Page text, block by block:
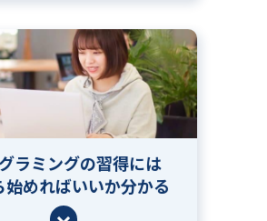
ラミングの習得には
始めればいいか分かる